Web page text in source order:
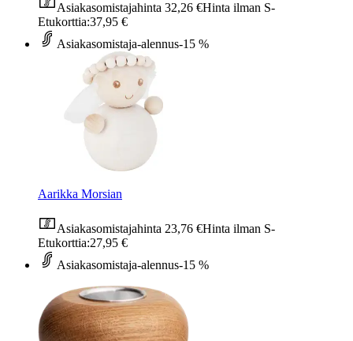
Asiakasomistajahinta 32,26 €Hinta ilman S-
Etukorttia:37,95 €
Asiakasomistaja-alennus-15 %
Aarikka Morsian
Asiakasomistajahinta 23,76 €Hinta ilman S-
Etukorttia:27,95 €
Asiakasomistaja-alennus-15 %